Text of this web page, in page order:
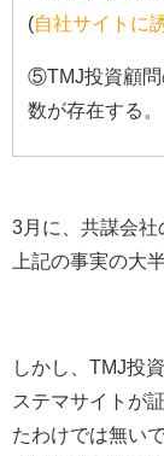
(自社サイトに
⑤TMJ投資顧問
数が存在する。
3月に、共謀会社
上記の事実の大
しかし、TMJ投
ステマサイトが
たわけでは無い